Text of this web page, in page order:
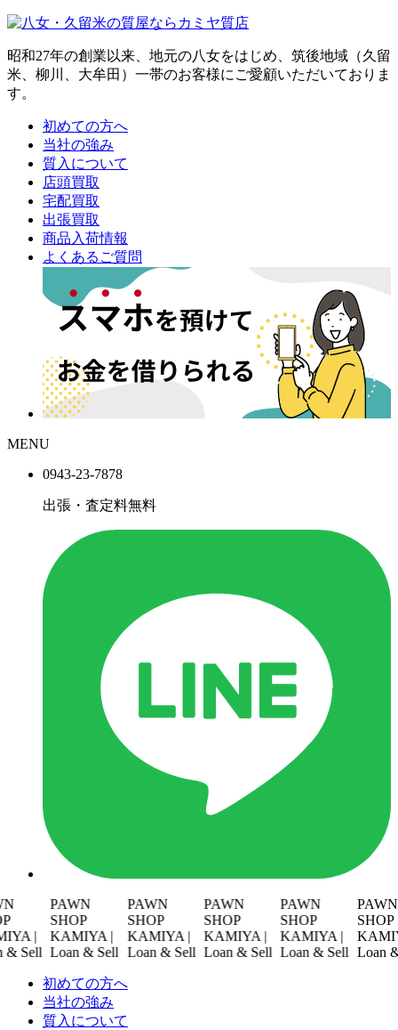
昭和27年の創業以来、地元の八女をはじめ、筑後地域（久留
米、柳川、大牟田）一帯のお客様にご愛顧いただいておりま
す。
初めての方へ
当社の強み
質入について
店頭買取
宅配買取
出張買取
商品入荷情報
よくあるご質問
MENU
0943-23-7878
出張・査定料無料
|
PAWN
SHOP
KAMIYA |
Loan & Sell
PAWN
SHOP
KAMIYA |
Loan & Sell
PAWN
SHOP
KAMIYA |
Loan & Sell
PAWN
SHOP
KAMIYA |
Loan & Sell
PAWN
SHOP
KAMIYA |
Loan &
初めての方へ
当社の強み
質入について